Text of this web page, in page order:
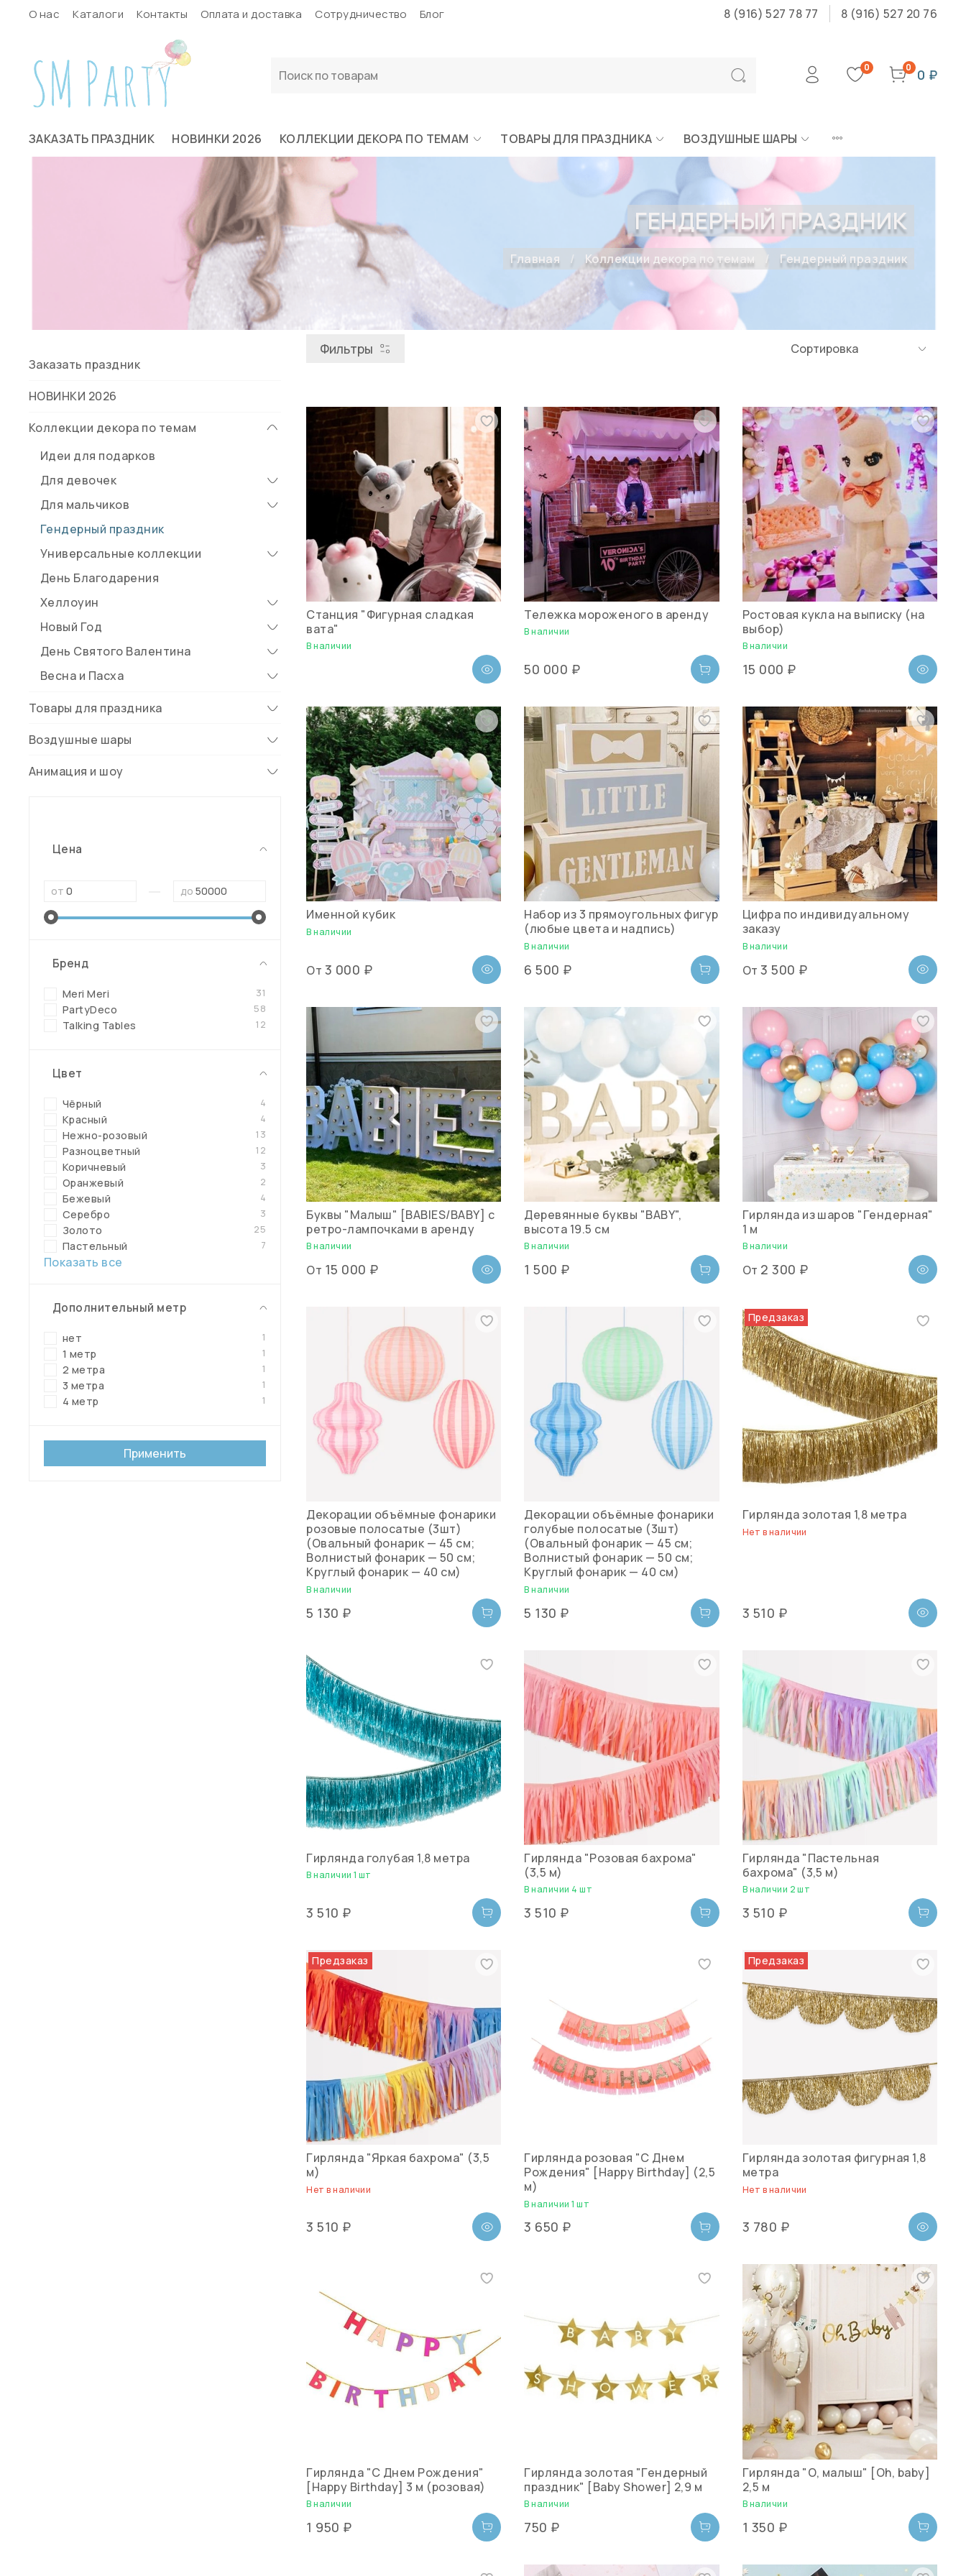
О нас Каталоги Контакты Оплата и доставка Сотрудничество Блог 8 (916) 527 78 77 8 (916) 527 20 76
0 0 0 ₽
ЗАКАЗАТЬ ПРАЗДНИК НОВИНКИ 2026 КОЛЛЕКЦИИ ДЕКОРА ПО ТЕМАМ ТОВАРЫ ДЛЯ ПРАЗДНИКА ВОЗДУШНЫЕ ШАРЫ
ГЕНДЕРНЫЙ ПРАЗДНИК
Главная Коллекции декора по темам Гендерный праздник
Фильтры
Станция "Фигурная сладкая
вата"
В наличии
Тележка мороженого в аренду
В наличии
50 000 ₽
Ростовая кукла на выписку (на
выбор)
В наличии
15 000 ₽
Именной кубик
В наличии
От 3 000 ₽
Набор из 3 прямоугольных фигур
(любые цвета и надпись)
В наличии
6 500 ₽
Цифра по индивидуальному
заказу
В наличии
От 3 500 ₽
Буквы "Малыш" [BABIES/BABY] с
ретро-лампочками в аренду
В наличии
От 15 000 ₽
Деревянные буквы "BABY",
высота 19.5 см
В наличии
1 500 ₽
Гирлянда из шаров "Гендерная"
1 м
В наличии
От 2 300 ₽
Декорации объёмные фонарики
розовые полосатые (3шт)
(Овальный фонарик — 45 см;
Волнистый фонарик — 50 см;
Круглый фонарик — 40 см)
В наличии
5 130 ₽
Декорации объёмные фонарики
голубые полосатые (3шт)
(Овальный фонарик — 45 см;
Волнистый фонарик — 50 см;
Круглый фонарик — 40 см)
В наличии
5 130 ₽
Предзаказ
Гирлянда золотая 1,8 метра
Нет в наличии
3 510 ₽
Гирлянда голубая 1,8 метра
В наличии 1 шт
3 510 ₽
Гирлянда "Розовая бахрома"
(3,5 м)
В наличии 4 шт
3 510 ₽
Гирлянда "Пастельная
бахрома" (3,5 м)
В наличии 2 шт
3 510 ₽
Предзаказ
Гирлянда "Яркая бахрома" (3,5
м)
Нет в наличии
3 510 ₽
Гирлянда розовая "С Днем
Рождения" [Happy Birthday] (2,5
м)
В наличии 1 шт
3 650 ₽
Предзаказ
Гирлянда золотая фигурная 1,8
метра
Нет в наличии
3 780 ₽
Гирлянда "С Днем Рождения"
[Happy Birthday] 3 м (розовая)
В наличии
1 950 ₽
Гирлянда золотая "Гендерный
праздник" [Baby Shower] 2,9 м
В наличии
750 ₽
Гирлянда "О, малыш" [Oh, baby]
2,5 м
В наличии
1 350 ₽
Заказать праздник
НОВИНКИ 2026
Коллекции декора по темам
Идеи для подарков
Для девочек
Для мальчиков
Гендерный праздник
Универсальные коллекции
День Благодарения
Хеллоуин
Новый Год
День Святого Валентина
Весна и Пасха
Товары для праздника
Воздушные шары
Анимация и шоу
Цена
от до
Бренд
Meri Meri 31
PartyDeco 58
Talking Tables 12
Цвет
Чёрный 4
Красный 4
Нежно-розовый 13
Разноцветный 12
Коричневый 3
Оранжевый 2
Бежевый 4
Серебро 3
Золото 25
Пастельный 7
Показать все
Дополнительный метр
нет 1
1 метр 1
2 метра 1
3 метра 1
4 метр 1
Применить